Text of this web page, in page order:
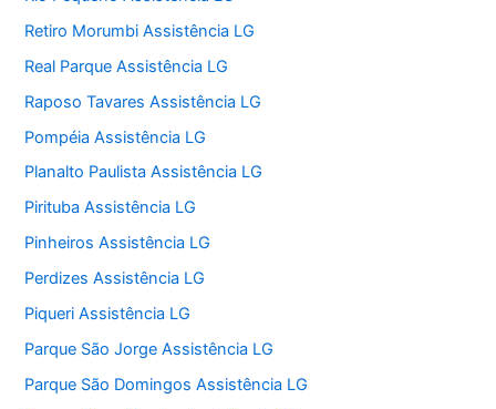
Retiro Morumbi Assistência LG
Real Parque Assistência LG
Raposo Tavares Assistência LG
Pompéia Assistência LG
Planalto Paulista Assistência LG
Pirituba Assistência LG
Pinheiros Assistência LG
Perdizes Assistência LG
Piqueri Assistência LG
Parque São Jorge Assistência LG
Parque São Domingos Assistência LG